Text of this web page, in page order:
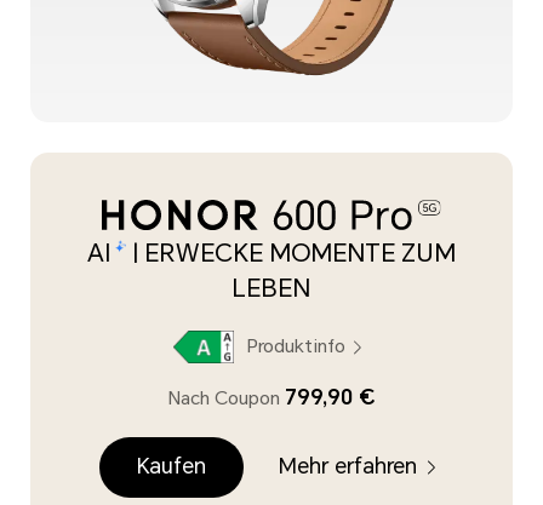
AI
| ERWECKE MOMENTE ZUM
LEBEN
Produktinfo
Nach Coupon 799,90 €
Kaufen Mehr erfahren